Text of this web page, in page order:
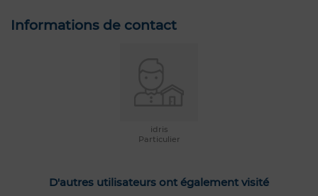
Informations de contact
idris
Particulier
D'autres utilisateurs ont également visité